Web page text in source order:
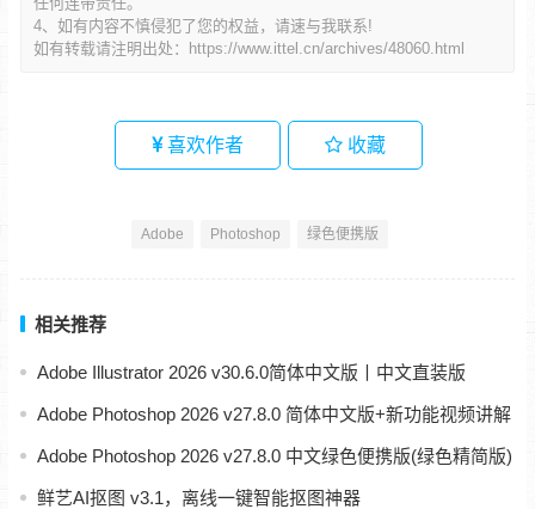
4、如有内容不慎侵犯了您的权益，请速与我联系!
如有转载请注明出处： https://www.ittel.cn/archives/48060.html
喜欢作者 收藏
Adobe Photoshop 绿色便携版
相关推荐
Adobe Illustrator 2026 v30.6.0简体中文版丨中文直装版
Adobe Photoshop 2026 v27.8.0 简体中文版+新功能视频讲解
Adobe Photoshop 2026 v27.8.0 中文绿色便携版(绿色精简版)
鲜艺AI抠图 v3.1，离线一键智能抠图神器